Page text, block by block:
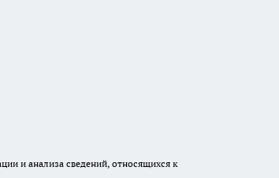
и анализа сведений, относящихся к